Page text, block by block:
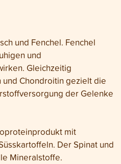
und Fenchel. Fenchel
und
Gleichzeitig
und Chondroitin gezielt die
der Gelenke
mit
Der Spinat und
Mineralstoffe.